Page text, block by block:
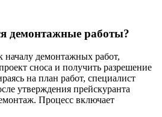
демонтажные работы?
началу демонтажных работ,
сноса и получить разрешение
на план работ, специалист
утверждения прейскуранта
Процесс включает